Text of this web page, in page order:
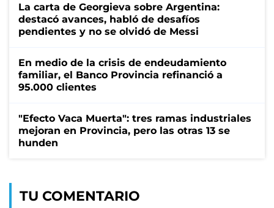
La carta de Georgieva sobre Argentina:
destacó avances, habló de desafíos
pendientes y no se olvidó de Messi
En medio de la crisis de endeudamiento
familiar, el Banco Provincia refinanció a
95.000 clientes
"Efecto Vaca Muerta": tres ramas industriales
mejoran en Provincia, pero las otras 13 se
hunden
TU COMENTARIO